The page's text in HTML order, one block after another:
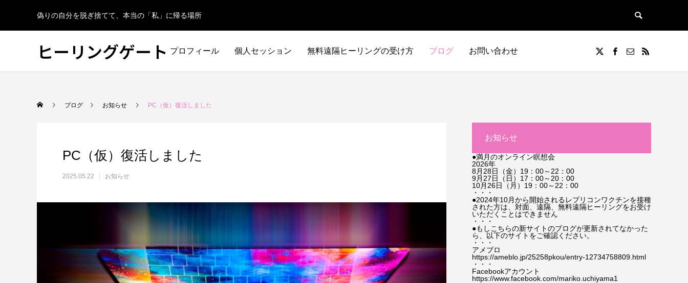
偽りの自分を脱ぎ捨てて、本当の「私」に帰る場所
ヒーリングゲート プロフィール 個人セッション 無料遠隔ヒーリングの受け方 ブログ お問い合わせ
ブログ お知らせ PC（仮）復活しました
PC（仮）復活しました
2025.05.22 お知らせ
お知らせ
●満月のオンライン瞑想会
2026年
8月28日（金）19：00～22：00
9月27日（日）17：00～20：00
10月26日（月）19：00～22：00
・・・
●2024年10月から開始されるレプリコンワクチンを接種
された方は、対面、遠隔、無料遠隔ヒーリングをお受け
いただくことはできません
・・・
●もしこちらの新サイトのブログが更新されてなかった
ら、以下のサイトをご確認ください。
・・・
アメブロ
https://ameblo.jp/25258pkou/entry-12734758809.html
・・・
Facebookアカウント
https://www.facebook.com/mariko.uchiyama1